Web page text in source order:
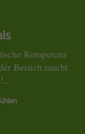
Kompetenz
Besuch macht